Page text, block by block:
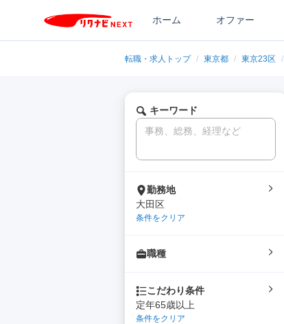
ホーム オファー
転職・求人トップ / 東京都 / 東京23区 /
キーワード
勤務地
大田区
条件をクリア
職種
こだわり条件
定年65歳以上
条件をクリア